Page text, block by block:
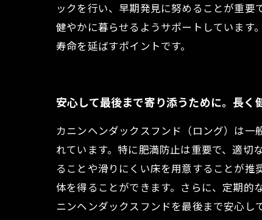
ックを行い、早期発見に努めることが重
健やかに暮らせるようサポートしています
寿命を延ばすポイントです。
安心して最後まで寄り添うために。長
カニンヘンダックスフンド（ロング）は
れています。特に肥満防止は重要で、適切
ることや滑りにくい床を用意することが
体を得ることができます。さらに、定期的
ニンヘンダックスフンドを最後まで安心し